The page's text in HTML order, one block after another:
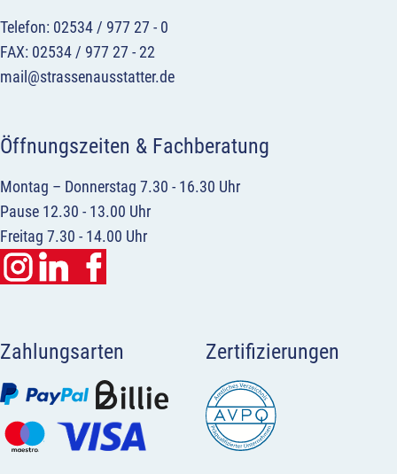
Telefon: 02534 / 977 27 - 0
FAX: 02534 / 977 27 - 22
mail@strassenausstatter.de
Öffnungszeiten & Fachberatung
Montag – Donnerstag 7.30 - 16.30 Uhr
Pause 12.30 - 13.00 Uhr
Freitag 7.30 - 14.00 Uhr
Zahlungsarten Zertifizierungen